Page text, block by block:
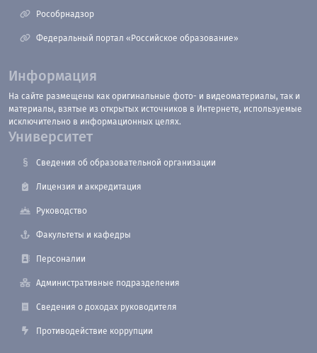
Рособрнадзор
Федеральный портал «Российское образование»
Информация
На сайте размещены как оригинальные фото- и видеоматериалы, так и
материалы, взятые из открытых источников в Интернете, используемые
исключительно в информационных целях.
Университет
Сведения об образовательной организации
Лицензия и аккредитация
Руководство
Факультеты и кафедры
Персоналии
Административные подразделения
Сведения о доходах руководителя
Противодействие коррупции